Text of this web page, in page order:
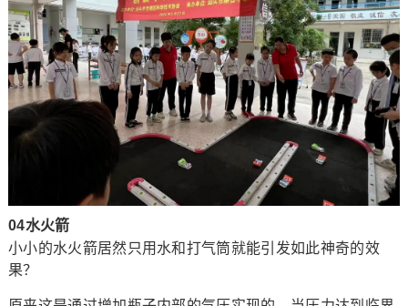
04水火箭
小小的水火箭居然只用水和打气筒就能引发如此神奇的效
果？